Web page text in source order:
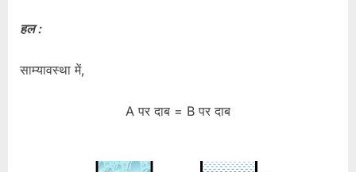
हल :
साम्यावस्था में,
A पर दाब = B पर दाब